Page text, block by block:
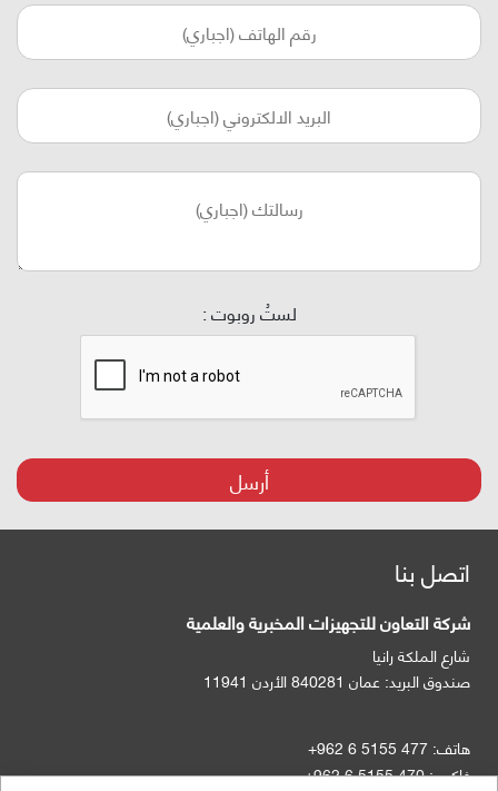
لستُ روبوت :
أرسل
اتصل بنا
شركة التعاون للتجهيزات المخبرية والعلمية
شارع الملكة رانيا
صندوق البريد: عمان 840281 الأردن 11941
هاتف: +962 6 5155 477
فاكس:+962 6 5155 470